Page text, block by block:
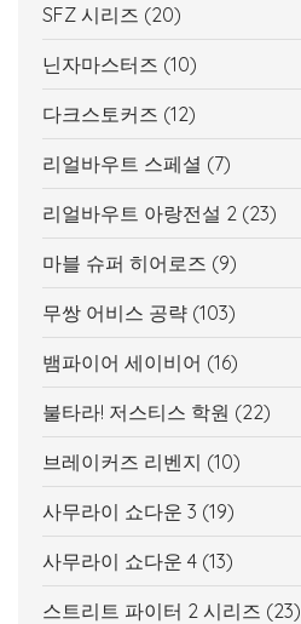
SFZ 시리즈 (20)
닌자마스터즈 (10)
다크스토커즈 (12)
리얼바우트 스페셜 (7)
리얼바우트 아랑전설 2 (23)
마블 슈퍼 히어로즈 (9)
무쌍 어비스 공략 (103)
뱀파이어 세이비어 (16)
불타라! 저스티스 학원 (22)
브레이커즈 리벤지 (10)
사무라이 쇼다운 3 (19)
사무라이 쇼다운 4 (13)
스트리트 파이터 2 시리즈 (23)